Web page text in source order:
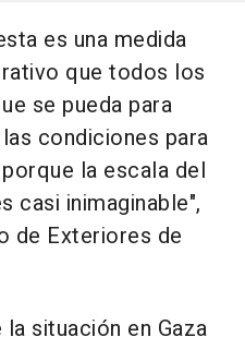
es una medida
que todos los
se pueda para
condiciones para
la escala del
casi inimaginable",
de Exteriores de
situación en Gaza